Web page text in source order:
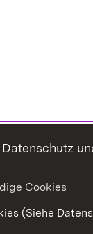
Cookies
(Siehe